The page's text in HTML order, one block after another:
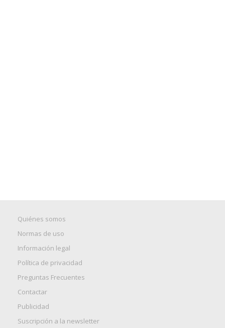
Quiénes somos
Normas de uso
Información legal
Política de privacidad
Preguntas Frecuentes
Contactar
Publicidad
Suscripción a la newsletter